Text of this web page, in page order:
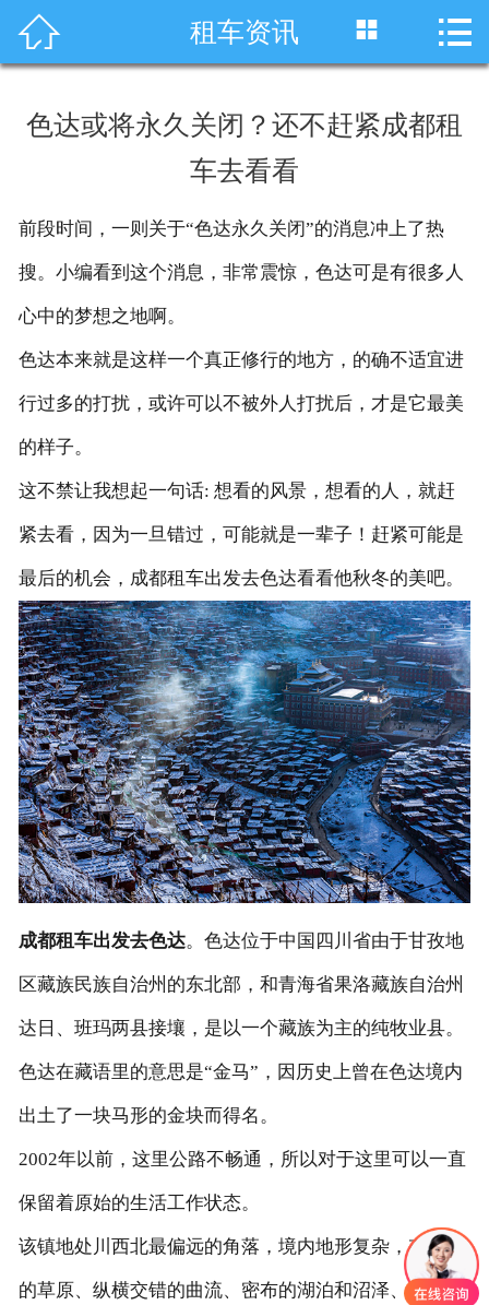
 首页
川藏线租车
租车价格
关于我们
联系我们
 租车资讯  
色达或将永久关闭？还不赶紧成都租
车去看看
前段时间，一则关于“色达永久关闭”的消息冲上了热
搜。小编看到这个消息，非常震惊，色达可是有很多人
心中的梦想之地啊。
色达本来就是这样一个真正修行的地方，的确不适宜进
行过多的打扰，或许可以不被外人打扰后，才是它最美
的样子。
这不禁让我想起一句话: 想看的风景，想看的人，就赶
紧去看，因为一旦错过，可能就是一辈子！赶紧可能是
最后的机会，成都租车出发去色达看看他秋冬的美吧。
成都租车出发去色达。色达位于中国四川省由于甘孜地
区藏族民族自治州的东北部，和青海省果洛藏族自治州
达日、班玛两县接壤，是以一个藏族为主的纯牧业县。
色达在藏语里的意思是“金马”，因历史上曾在色达境内
出土了一块马形的金块而得名。
2002年以前，这里公路不畅通，所以对于这里可以一直
保留着原始的生活工作状态。
该镇地处川西北最偏远的角落，境内地形复杂，有广阔
的草原、纵横交错的曲流、密布的湖泊和沼泽、巍峨的